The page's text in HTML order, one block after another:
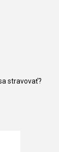
stravovať?